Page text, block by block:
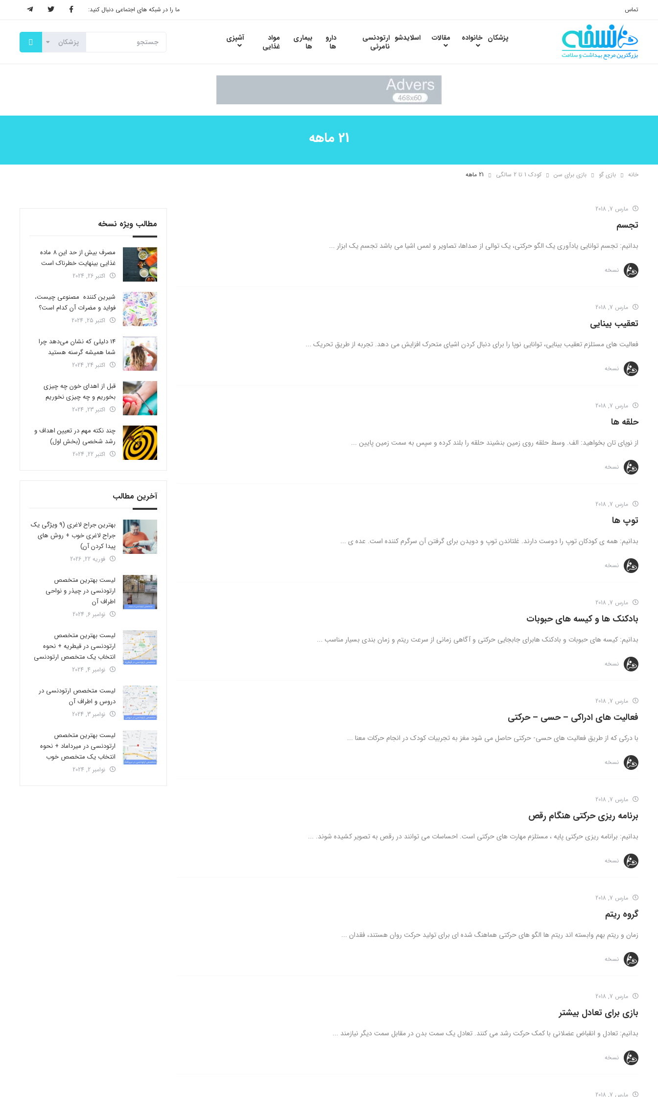
تماس ما را در شبکه های اجتماعی دنبال کنید:
پزشکان خانواده مقالات اسلایدشو ارتودنسی
نامرئی
دارو
ها
بیماری
ها
مواد
غذایی
آشپزی
21 ماهه
خانه بازی گو بازی برای سن کودک 1 تا 2 سالگی 21 ماهه
مارس 7, 2018
تجسم
بدانیم: تجسم توانایی یادآوری یک الگو حرکتی، یک توالی از صداها، تصاویر و لمس اشیا می باشد تجسم یک ابزار ...
نسخه
مارس 7, 2018
تعقیب بینایی
فعالیت های مستلزم تعقیب بینایی، توانایی نوپا را برای دنبال کردن اشیای متحرک افزایش می دهد. تجربه از طریق تحریک ...
نسخه
مارس 7, 2018
حلقه ها
از نوپای تان بخواهید: الف. وسط حلقه روی زمین بنشیند حلقه را بلند کرده و سپس به سمت زمین پایین ...
نسخه
مارس 7, 2018
توپ ها
بدانیم: همه ی کودکان توپ را دوست دارند. غلتاندن توپ و دویدن برای گرفتن آن سرگرم کننده است. عده ی ...
نسخه
مارس 7, 2018
بادکنک ها و کیسه های حبوبات
بدانیم: کیسه های حبوبات و بادکنک هابرای جابجایی حرکتی و آگاهی زمانی از سرعت ریتم و زمان بندی بسیار مناسب ...
نسخه
مارس 7, 2018
فعالیت های ادراکی – حسی – حرکتی
با درکی که از طریق فعالیت های حسی- حرکتی حاصل می شود مغز به تجربیات کودک در انجام حرکات معنا ...
نسخه
مارس 7, 2018
برنامه ریزی حرکتی هنگام رقص
بدانیم: برانامه ریزی حرکتی پایه ، مستلزم مهارت های حرکتی است. احساسات می توانند در رقص به تصویر کشیده شوند. ...
نسخه
مارس 7, 2018
گروه ریتم
زمان و ریتم بهم وابسته اند ریتم ها الگو های حرکتی هماهنگ شده ای برای تولید حرکت روان هستند، فقدان ...
نسخه
مارس 7, 2018
بازی برای تعادل بیشتر
بدانیم: تعادل و انقباض عضلانی با کمک حرکت رشد می کنند. تعادل یک سمت بدن در مقابل سمت دیگر نیازمند ...
نسخه
مارس 7, 2018
مطالب ویژه نسخه
مصرف بیش از حد این 8 ماده
غذایی بینهایت خطرناک است
اکتبر 26, 2024
شیرین کننده مصنوعی چیست،
فواید و مضرات آن کدام است؟
اکتبر 25, 2024
14 دلیلی که نشان می‌دهد چرا
شما همیشه گرسنه هستید
اکتبر 24, 2024
قبل از اهدای خون چه چیزی
بخوریم و چه چیزی نخوریم
اکتبر 23, 2024
چند نکته مهم در تعیین اهداف و
رشد شخصی (بخش اول)
اکتبر 22, 2024
آخرین مطالب
بهترین جراح لاغری (9 ویژگی یک
جراح لاغری خوب + روش های
پیدا کردن آن)
فوریه 22, 2026
لیست بهترین متخصص
ارتودنسی در چیذر و نواحی
اطراف آن
نوامبر 6, 2024
لیست بهترین متخصص
ارتودنسی در قیطریه + نحوه
انتخاب یک متخصص ارتودنسی
نوامبر 4, 2024
لیست متخصص ارتودنسی در
دروس و اطراف آن
نوامبر 3, 2024
لیست بهترین متخصص
ارتودنسی در میرداماد + نحوه
انتخاب یک متخصص خوب
نوامبر 2, 2024